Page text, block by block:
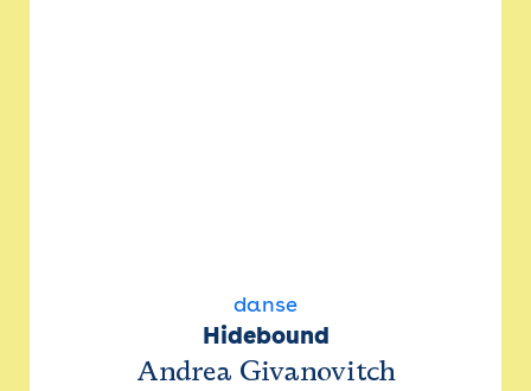
danse
Hidebound
Andrea Givanovitch